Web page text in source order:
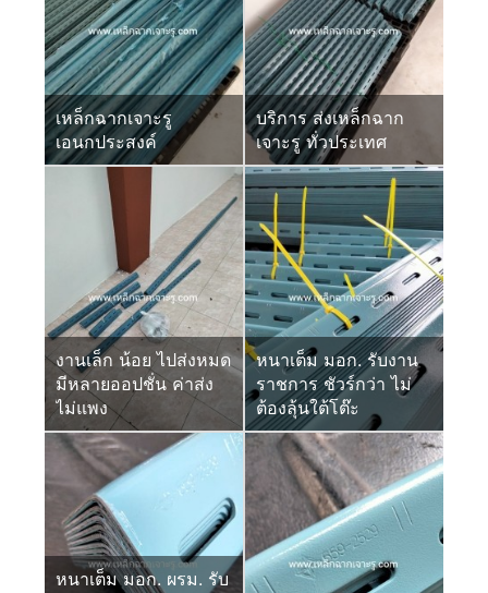
เหล็กฉากเจาะรู
เอนกประสงค์
บริการ ส่งเหล็กฉาก
เจาะรู ทั่วประเทศ
งานเล็ก น้อย ไปส่งหมด
มีหลายออปชั่น ค่าส่ง
ไม่แพง
หนาเต็ม มอก. รับงาน
ราชการ ชัวร์กว่า ไม่
ต้องลุ้นใต้โต๊ะ
หนาเต็ม มอก. ผรม. รับ